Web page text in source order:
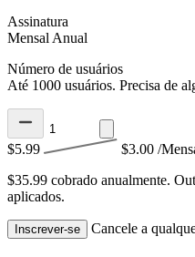
Assinatura
Mensal Anual
Número de usuários
Até 1000 usuários. Precisa de
$5.99 $3.00 /
$35.99 cobrado anualmente.
aplicados.
Inscrever-se Cancele a